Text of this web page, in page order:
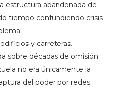
estructura abandonada de
tiempo confundiendo crisis
y carreteras.
sobre décadas de omisión.
no era únicamente la
del poder por redes